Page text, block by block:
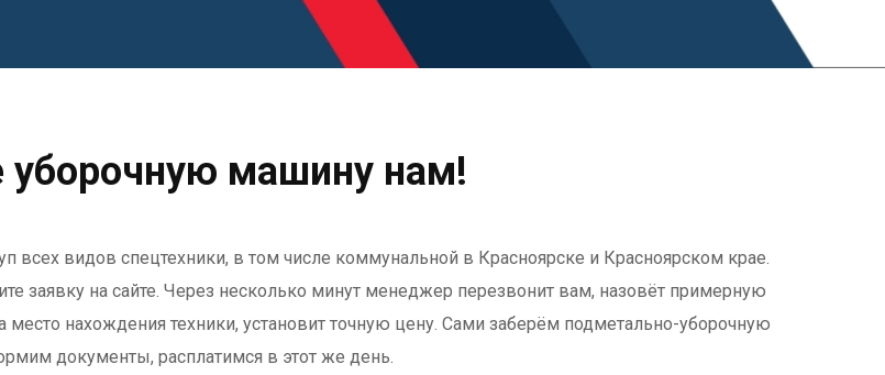
уборочную машину нам!
всех видов спецтехники, в том числе коммунальной в Красноярске и Красноярском крае.
заявку на сайте. Через несколько минут менеджер перезвонит вам, назовёт примерную
место нахождения техники, установит точную цену. Сами заберём подметально-уборочную
документы, расплатимся в этот же день.